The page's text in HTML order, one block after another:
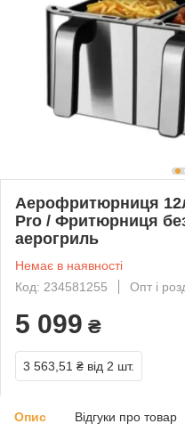
Аерофритюрниця
Pro / Фритюрниця
аерогриль
Немає в наявності
Код: 234581255
Опт і
5 099 ₴
3 563,51 ₴ від 2 шт.
Опис Відгуки про товар